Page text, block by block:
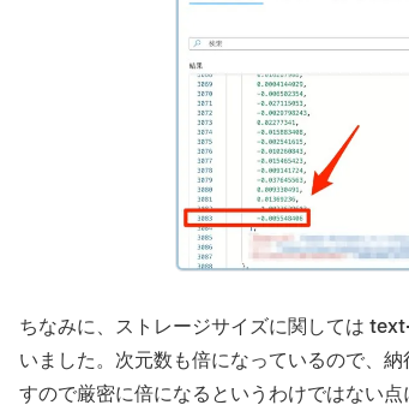
ちなみに、ストレージサイズに関しては
いました。次元数も倍になっているので、
すので厳密に倍になるというわけではない点